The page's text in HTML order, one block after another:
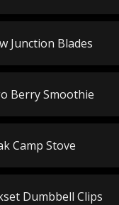
Junction Blades
Berry Smoothie
Camp Stove
Dumbbell Clips